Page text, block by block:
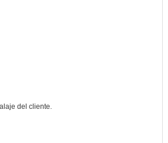
del cliente.